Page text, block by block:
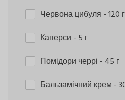
Червона цибуля - 120 г
Каперси - 5 г
Помідори черрі - 45 г
Бальзамічний крем -